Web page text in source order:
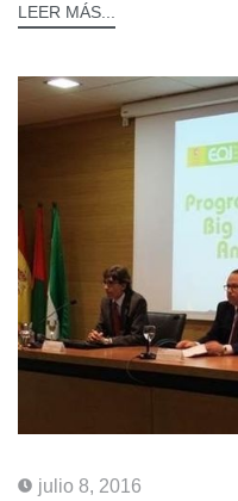
LEER MÁS...
julio 8, 2016